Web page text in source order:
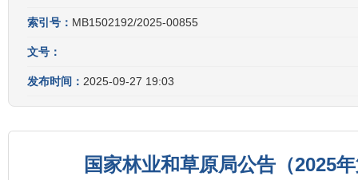
索引号： MB1502192/2025-00855
文号：
发布时间： 2025-09-27 19:03
国家林业和草原局公告（2025